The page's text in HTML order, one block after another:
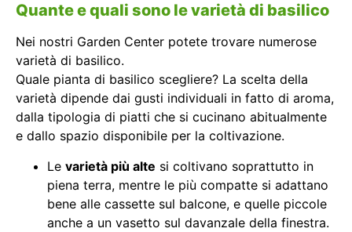
Quante e quali sono le varietà di basilico
Nei nostri Garden Center potete trovare numerose
varietà di basilico.
Quale pianta di basilico scegliere? La scelta della
varietà dipende dai gusti individuali in fatto di aroma,
dalla tipologia di piatti che si cucinano abitualmente
e dallo spazio disponibile per la coltivazione.
Le varietà più alte si coltivano soprattutto in
piena terra, mentre le più compatte si adattano
bene alle cassette sul balcone, e quelle piccole
anche a un vasetto sul davanzale della finestra.